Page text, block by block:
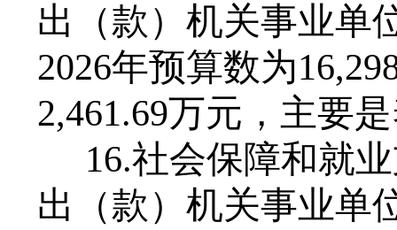
出（款）机关事业单
2026年预算数为16,
2,461.69万元，主要
16.社会保障和就
出（款）机关事业单